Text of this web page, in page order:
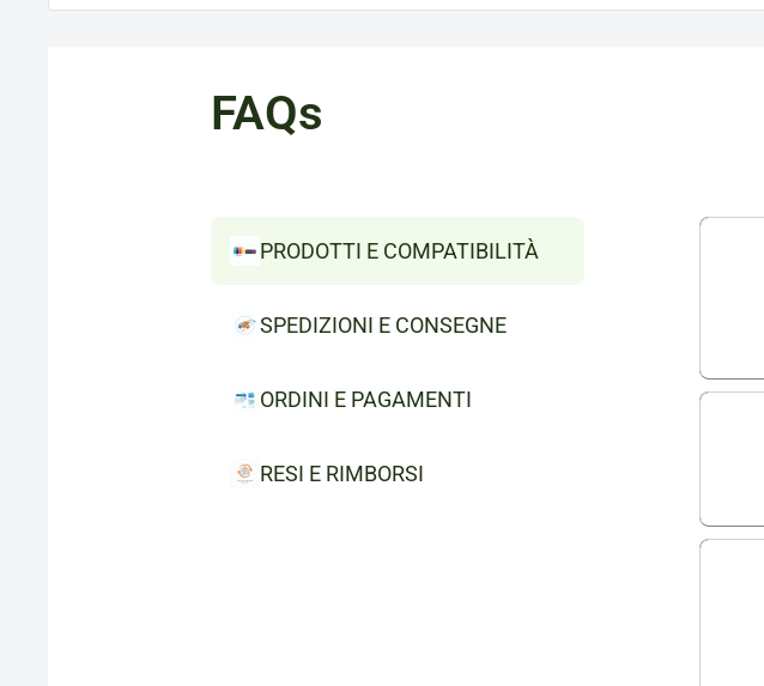
FAQs
PRODOTTI E COMPATIBILITÀ
SPEDIZIONI E CONSEGNE
ORDINI E PAGAMENTI
RESI E RIMBORSI